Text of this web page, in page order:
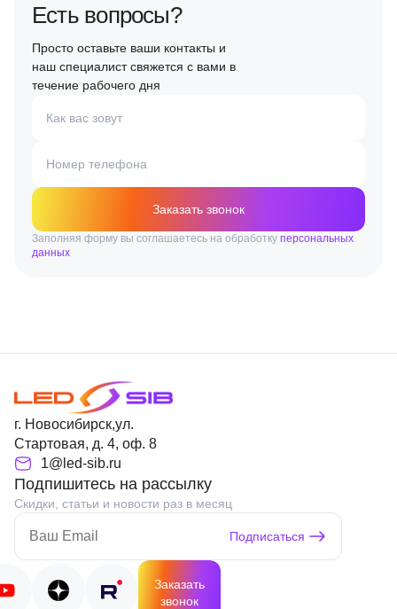
Есть вопросы?
Просто оставьте ваши контакты и
наш специалист свяжется с вами в
течение рабочего дня
Как вас зовут
Номер телефона
Заказать звонок
Заполняя форму вы соглашаетесь на обработку персональных
данных
г. Новосибирск,ул.
Стартовая, д. 4, оф. 8
1@led-sib.ru
Подпишитесь на рассылку
Скидки, статьи и новости раз в месяц
Подписаться
Заказать
звонок